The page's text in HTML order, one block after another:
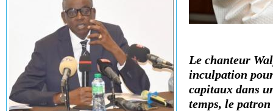
Le chanteur
inculpation
capitaux dans
temps, le